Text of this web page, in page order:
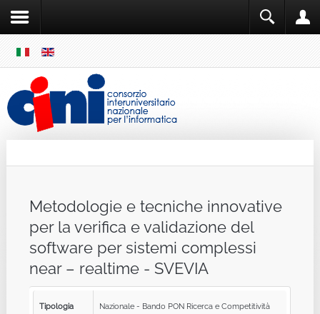
MENU
Metodologie e tecniche innovative
per la verifica e validazione del
software per sistemi complessi
near – realtime - SVEVIA
Tipologia
Nazionale - Bando PON Ricerca e Competitività